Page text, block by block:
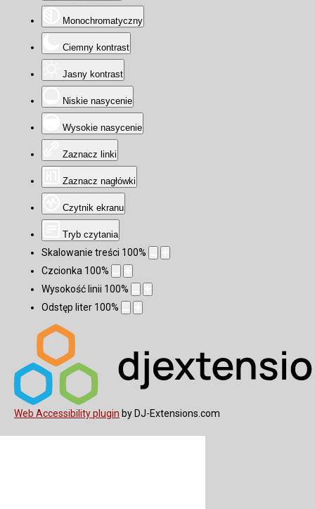
Monochromatyczny
Ciemny kontrast
Jasny kontrast
Niskie nasycenie
Wysokie nasycenie
Zaznacz linki
Zaznacz nagłówki
Czytnik ekranu
Tryb czytania
Skalowanie treści 100%
Czcionka 100%
Wysokość linii 100%
Odstęp liter 100%
Web Accessibility plugin by DJ-Extensions.com